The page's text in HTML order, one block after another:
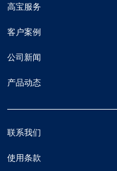
高宝服务
客户案例
公司新闻
产品动态
联系我们
使用条款